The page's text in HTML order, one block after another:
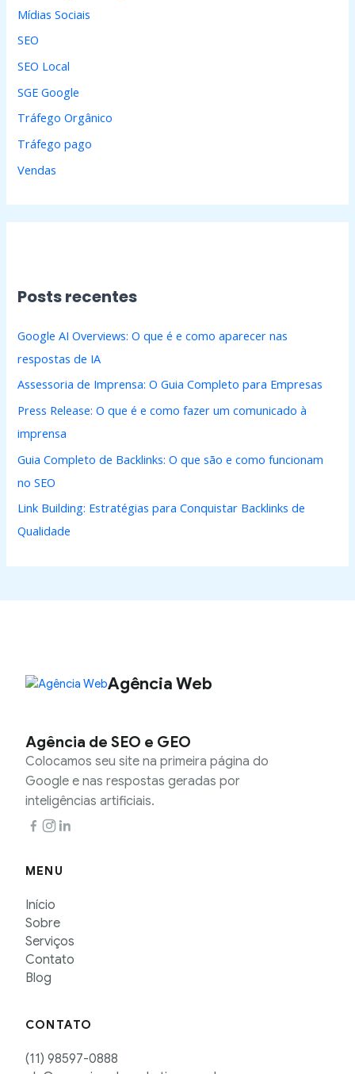
Mídias Sociais
SEO
SEO Local
SGE Google
Tráfego Orgânico
Tráfego pago
Vendas
Posts recentes
Google AI Overviews: O que é e como aparecer nas
respostas de IA
Assessoria de Imprensa: O Guia Completo para Empresas
Press Release: O que é e como fazer um comunicado à
imprensa
Guia Completo de Backlinks: O que são e como funcionam
no SEO
Link Building: Estratégias para Conquistar Backlinks de
Qualidade
Agência Web
Agência de SEO e GEO
Colocamos seu site na primeira página do
Google e nas respostas geradas por
inteligências artificiais.
MENU
Início
Sobre
Serviços
Contato
Blog
CONTATO
(11) 98597-0888